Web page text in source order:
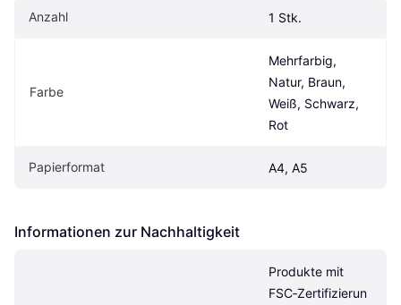
Anzahl 1 Stk.
Farbe
Mehrfarbig,
Natur, Braun,
Weiß, Schwarz,
Rot
Papierformat A4, A5
Informationen zur Nachhaltigkeit
Produkte mit
FSC‑Zertifizierun